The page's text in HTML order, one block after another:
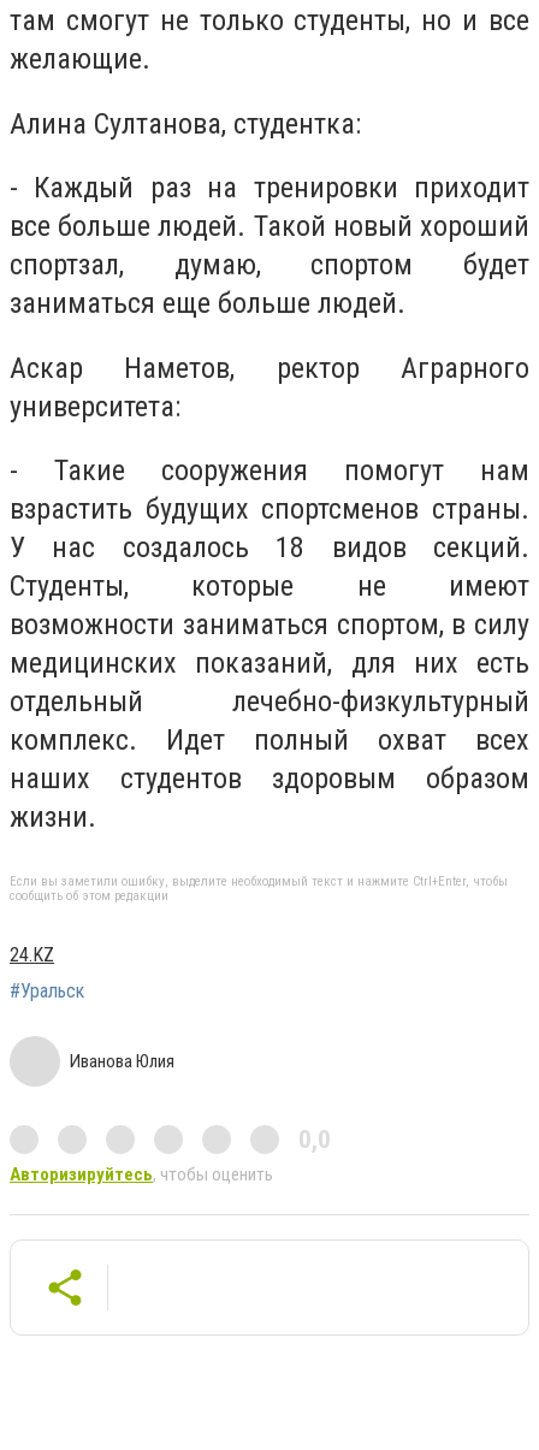
там смогут не только студенты, но и все
желающие.
Алина Султанова, студентка:
- Каждый раз на тренировки приходит
все больше людей. Такой новый хороший
спортзал, думаю, спортом будет
заниматься еще больше людей.
Аскар Наметов, ректор Аграрного
университета:
- Такие сооружения помогут нам
взрастить будущих спортсменов страны.
У нас создалось 18 видов секций.
Студенты, которые не имеют
возможности заниматься спортом, в силу
медицинских показаний, для них есть
отдельный лечебно-физкультурный
комплекс. Идет полный охват всех
наших студентов здоровым образом
жизни.
Если вы заметили ошибку, выделите необходимый текст и нажмите Ctrl+Enter, чтобы
сообщить об этом редакции
24.KZ
#Уральск
Иванова Юлия
0,0
Авторизируйтесь, чтобы оценить